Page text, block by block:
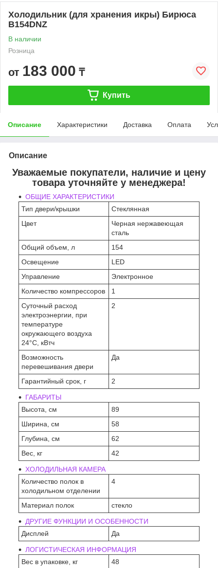
Холодильник (для хранения икры) Бирюса
B154DNZ
В наличии
Розница
от 183 000 ₸
Купить
Описание Характеристики Доставка Оплата
Описание
Уважаемые покупатели, наличие и цену
товара уточняйте у менеджера!
ОБЩИЕ ХАРАКТЕРИСТИКИ
Тип двери/крышки
Стеклянная
Цвет
Черная нержавеющая
сталь
Общий объем, л
154
Освещение
LED
Управление
Электронное
Количество компрессоров
1
Суточный расход
электроэнергии, при
температуре
окружающего воздуха
24°C, кВтч
2
Возможность
перевешивания двери
Да
Гарантийный срок, г 2
ГАБАРИТЫ
Высота, см
89
Ширина, см
58
Глубина, см
62
Вес, кг
42
ХОЛОДИЛЬНАЯ КАМЕРА
Количество полок в
холодильном отделении
4
Материал полок стекло
ДРУГИЕ ФУНКЦИИ И ОСОБЕННОСТИ
Дисплей
Да
ЛОГИСТИЧЕСКАЯ ИНФОРМАЦИЯ
Вес в упаковке, кг
48